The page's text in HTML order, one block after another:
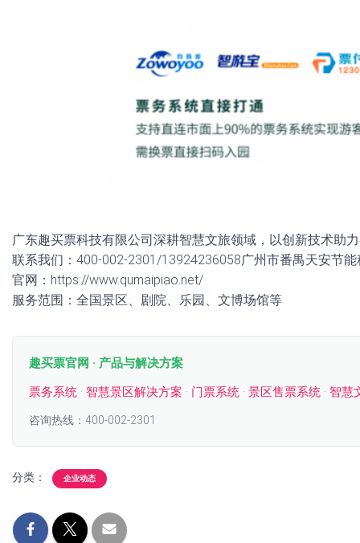
广东趣买票科技有限公司深耕智慧文旅领域，以创新技术助
联系我们：400-002-2301/13924236058广州市番禺天安节
官网：https://www.qumaipiao.net/
服务范围：全国景区、剧院、乐园、文博场馆等
趣买票官网 · 产品与解决方案
票务系统 · 智慧景区解决方案 · 门票系统 · 景区售票系统 · 智慧
咨询热线：400-002-2301
分类： 企业动态